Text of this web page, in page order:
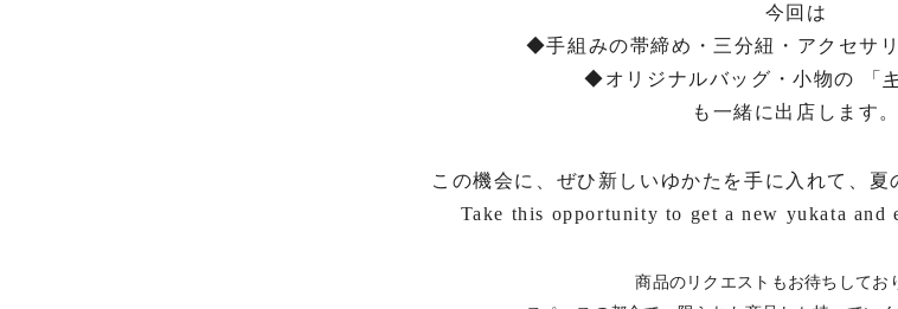
今回は
◆手組みの帯締め・三分紐・アクセサ
◆オリジナルバッグ・小物の 「
も一緒に出店します。
この機会に、ぜひ新しいゆかたを手に入れて、夏
Take this opportunity to get a new yukata and
商品のリクエストもお待ちしてお